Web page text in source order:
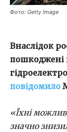
Фото: Getty Image
Внаслідок
пошкоджені
повідомило
«Їхні
значно